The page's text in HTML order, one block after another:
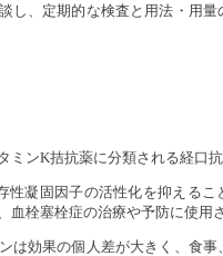
し、定期的な検査と用法・用量
ミンK拮抗薬に分類される経口抗
性凝固因子の活性化を抑えるこ
血栓塞栓症の治療や予防に使用
は効果の個人差が大きく、食事